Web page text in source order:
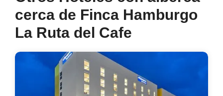
cerca de Finca Hamburgo
La Ruta del Cafe